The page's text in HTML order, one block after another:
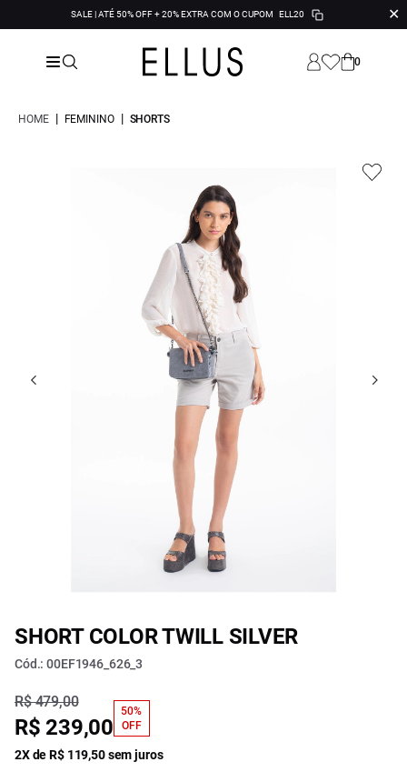
SALE | ATÉ 50% OFF + 20% EXTRA COM O CUPOM ELL20 ✕
0
HOME | FEMININO | SHORTS
SHORT COLOR TWILL SILVER
Cód.: 00EF1946_626_3
R$ 479,00
R$ 239,00
50%
OFF
2X de R$ 119,50 sem juros